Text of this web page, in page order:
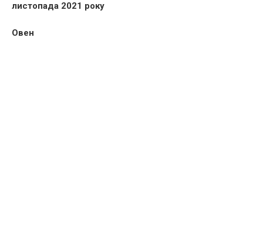
листопада 2021 року
Овен